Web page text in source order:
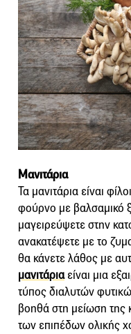
Μανιτάρια
Τα μανιτάρια είναι
φούρνο με βαλσαμικό
μαγειρεύψετε στην
ανακατέψετε με το
θα κάνετε λάθος με
μανιτάριαείναι μια
τύπος διαλυτών
βοηθά στη μείωση της
των επιπέδων ολικής